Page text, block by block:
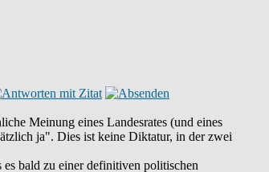
Meinung eines Landesrates (und eines
ja". Dies ist keine Diktatur, in der zwei
bald zu einer definitiven politischen